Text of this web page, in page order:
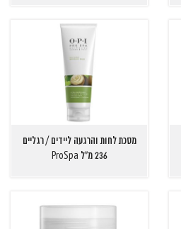
מסכת לחות והרגעה ליידים / רגליים
236 מ"ל ProSpa